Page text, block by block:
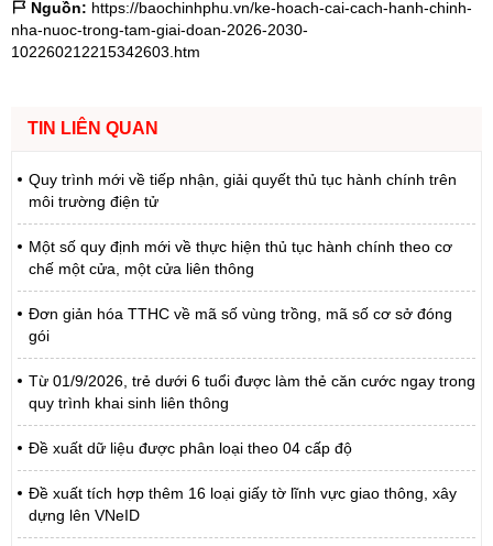
Nguồn: https://baochinhphu.vn/ke-hoach-cai-cach-hanh-chinh-
nha-nuoc-trong-tam-giai-doan-2026-2030-
102260212215342603.htm
TIN LIÊN QUAN
Quy trình mới về tiếp nhận, giải quyết thủ tục hành chính trên
môi trường điện tử
Một số quy định mới về thực hiện thủ tục hành chính theo cơ
chế một cửa, một cửa liên thông
Đơn giản hóa TTHC về mã số vùng trồng, mã số cơ sở đóng
gói
Từ 01/9/2026, trẻ dưới 6 tuổi được làm thẻ căn cước ngay trong
quy trình khai sinh liên thông
Đề xuất dữ liệu được phân loại theo 04 cấp độ
Đề xuất tích hợp thêm 16 loại giấy tờ lĩnh vực giao thông, xây
dựng lên VNeID